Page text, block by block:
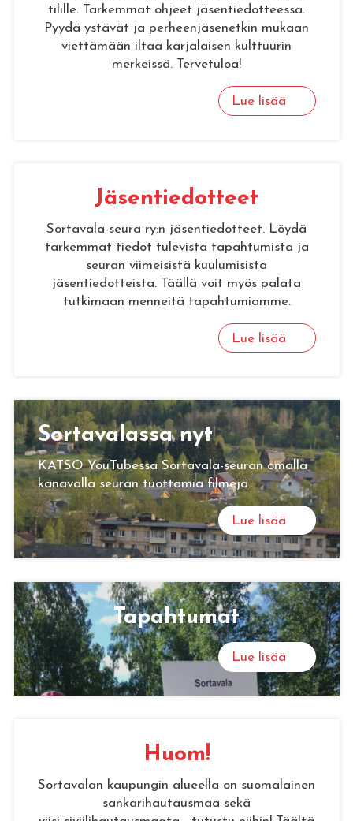
tilille. Tarkemmat ohjeet jäsentiedotteessa.
Pyydä ystävät ja perheenjäsenetkin mukaan
viettämään iltaa karjalaisen kulttuurin
merkeissä. Tervetuloa!
Lue lisää
Jä­sen­tie­dot­teet
Sortavala-seura ry:n jäsentiedotteet. Löydä
tarkemmat tiedot tulevista tapahtumista ja
seuran viimeisistä kuulumisista
jäsentiedotteista. Täällä voit myös palata
tutkimaan menneitä tapahtumiamme.
Lue lisää
Sor­ta­va­las­sa nyt
KATSO YouTubessa Sortavala-seuran omalla
kanavalla seuran tuottamia filmejä.
Lue lisää
Ta­pah­tu­mat
Lue lisää
Huom!
Sortavalan kaupungin alueella on suomalainen
sankarihautausmaa sekä